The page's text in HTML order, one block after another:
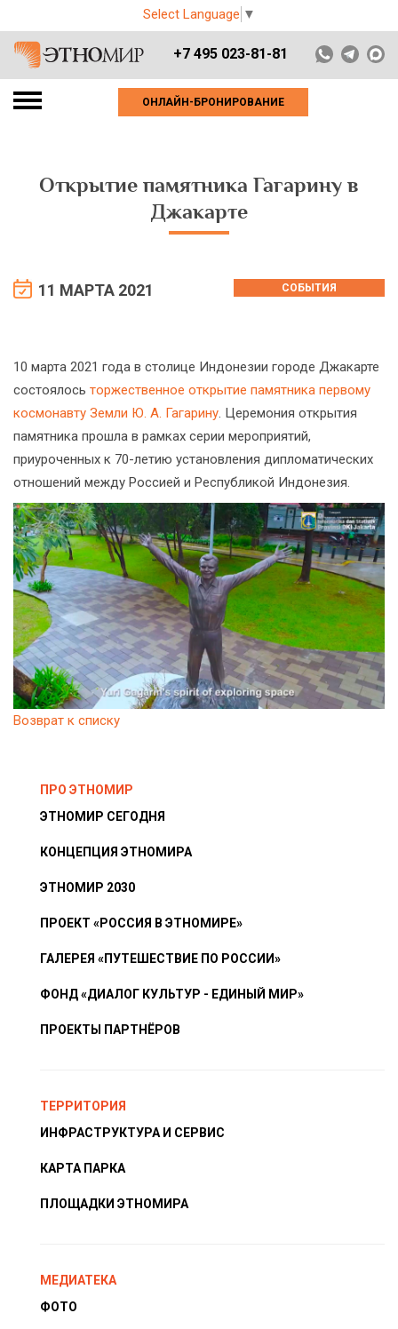
Select Language ▼
+7 495 023-81-81
ОНЛАЙН-БРОНИРОВАНИЕ
Открытие памятника Гагарину в
Джакарте
11 МАРТА 2021 СОБЫТИЯ
10 марта 2021 года в столице Индонезии городе Джакарте
состоялось торжественное открытие памятника первому
космонавту Земли Ю. А. Гагарину. Церемония открытия
памятника прошла в рамках серии мероприятий,
приуроченных к 70-летию установления дипломатических
отношений между Россией и Республикой Индонезия.
Возврат к списку
ПРО ЭТНОМИР
ЭТНОМИР СЕГОДНЯ
КОНЦЕПЦИЯ ЭТНОМИРА
ЭТНОМИР 2030
ПРОЕКТ «РОССИЯ В ЭТНОМИРЕ»
ГАЛЕРЕЯ «ПУТЕШЕСТВИЕ ПО РОССИИ»
ФОНД «ДИАЛОГ КУЛЬТУР - ЕДИНЫЙ МИР»
ПРОЕКТЫ ПАРТНЁРОВ
ТЕРРИТОРИЯ
ИНФРАСТРУКТУРА И СЕРВИС
КАРТА ПАРКА
ПЛОЩАДКИ ЭТНОМИРА
МЕДИАТЕКА
ФОТО